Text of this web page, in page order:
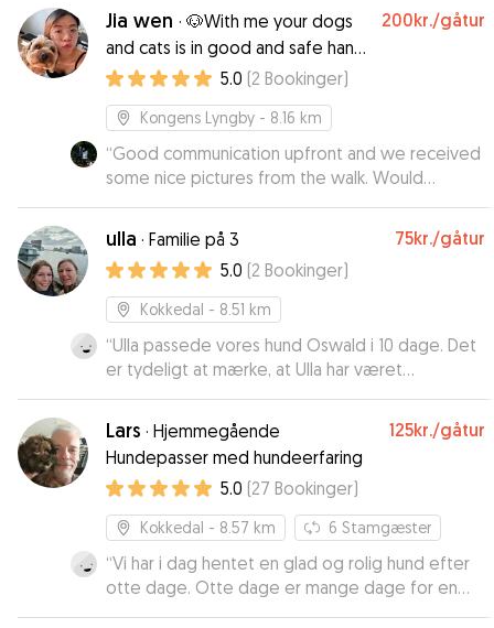
Jia wen · 🐶With me your dogs
and cats is in good and safe hands
🐱
200kr./gåtur
5.0 (2 Bookinger)
Kongens Lyngby - 8.16 km
“Good communication upfront and we received
some nice pictures from the walk. Would
recommend!”
ulla · Familie på 3 75kr./gåtur
5.0 (2 Bookinger)
Kokkedal - 8.51 km
“Ulla passede vores hund Oswald i 10 dage. Det
er tydeligt at mærke, at Ulla har været
hundeejer. Har fået en dejlig glad og
velstimuleret hund retur. Vi har fået daglige
updates og har været helt trygge ved at Ulla og
hendes datter Erica havde ansvaret.
Lars · Hjemmegående
Hundepasser med hundeerfaring
125kr./gåtur
5.0 (27 Bookinger)
Kokkedal - 8.57 km 6 Stamgæster
“Vi har i dag hentet en glad og rolig hund efter
otte dage. Otte dage er mange dage for en
lille hund, som stadig er hvalp. Men hun har haft